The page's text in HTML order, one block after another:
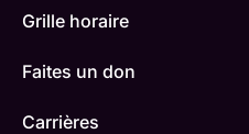
Grille horaire
Faites un don
Carrières